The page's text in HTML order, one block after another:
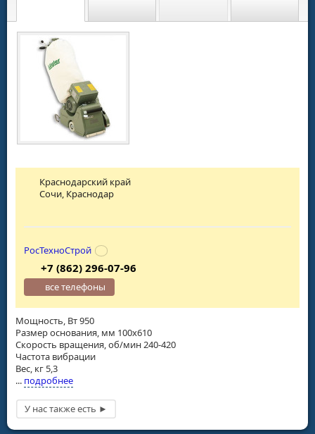
Мощность, Вт 950
Размер основания, мм 100х610
Скорость вращения, об/мин 240-420
Частота вибрации
Вес, кг 5,3
... подробнее
Краснодарский край
Сочи, Краснодар
РосТехноСтрой
+7 (862) 296-07-96
все телефоны